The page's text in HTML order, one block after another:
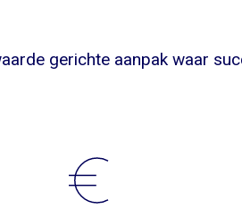
gerichte aanpak waar